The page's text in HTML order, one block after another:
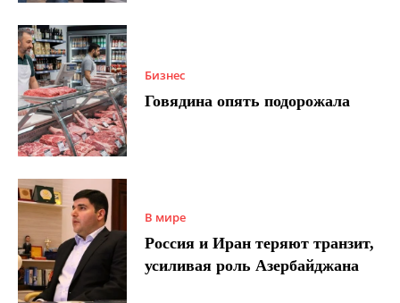
Бизнес
Говядина опять подорожала
В мире
Россия и Иран теряют транзит,
усиливая роль Азербайджана